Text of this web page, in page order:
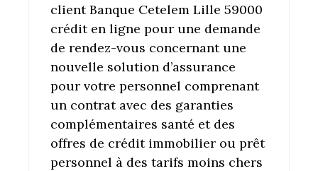
client Banque Cetelem Lille 59000
crédit en ligne pour une demande
de rendez-vous concernant une
nouvelle solution d’assurance
pour votre personnel comprenant
un contrat avec des garanties
complémentaires santé et des
offres de crédit immobilier ou prêt
personnel à des tarifs moins chers